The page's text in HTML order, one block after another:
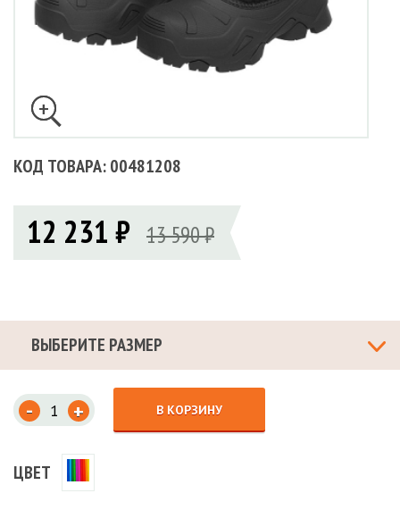
КОД ТОВАРА: 00481208
12 231 ₽ 13 590 ₽
ВЫБЕРИТЕ РАЗМЕР
- + В КОРЗИНУ
ЦВЕТ